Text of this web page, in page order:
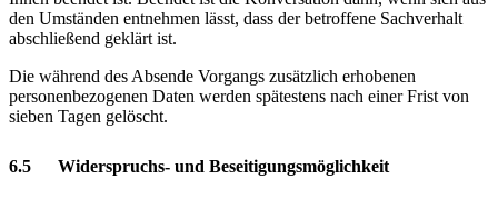
den Umständen entnehmen lässt, dass der betroffene Sachverhalt
abschließend geklärt ist.
Die während des Absende Vorgangs zusätzlich erhobenen
personenbezogenen Daten werden spätestens nach einer Frist von
sieben Tagen gelöscht.
6.5 Widerspruchs- und Beseitigungsmöglichkeit